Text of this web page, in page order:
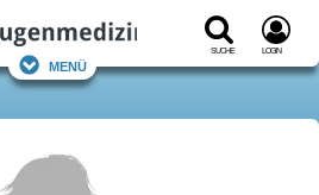
Suche Login
Menü